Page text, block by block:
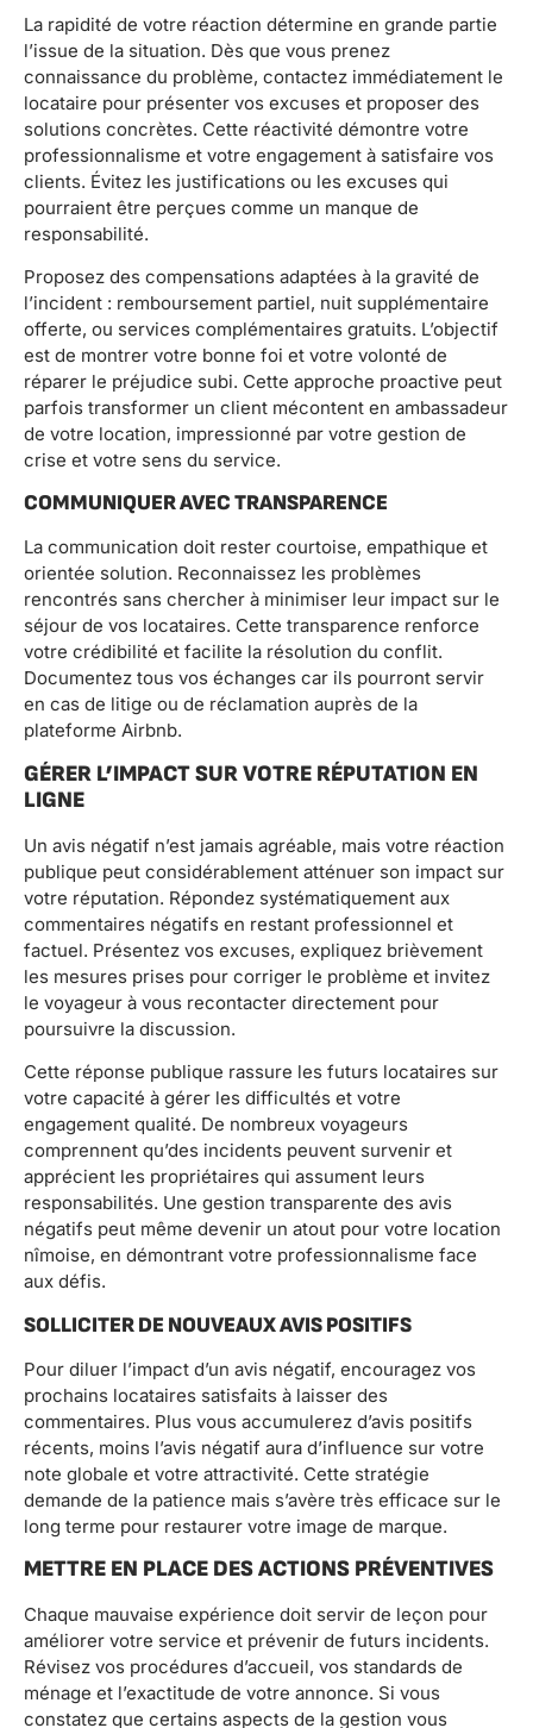
La rapidité de votre réaction détermine en grande partie
l’issue de la situation. Dès que vous prenez
connaissance du problème, contactez immédiatement le
locataire pour présenter vos excuses et proposer des
solutions concrètes. Cette réactivité démontre votre
professionnalisme et votre engagement à satisfaire vos
clients. Évitez les justifications ou les excuses qui
pourraient être perçues comme un manque de
responsabilité.
Proposez des compensations adaptées à la gravité de
l’incident : remboursement partiel, nuit supplémentaire
offerte, ou services complémentaires gratuits. L’objectif
est de montrer votre bonne foi et votre volonté de
réparer le préjudice subi. Cette approche proactive peut
parfois transformer un client mécontent en ambassadeur
de votre location, impressionné par votre gestion de
crise et votre sens du service.
COMMUNIQUER AVEC TRANSPARENCE
La communication doit rester courtoise, empathique et
orientée solution. Reconnaissez les problèmes
rencontrés sans chercher à minimiser leur impact sur le
séjour de vos locataires. Cette transparence renforce
votre crédibilité et facilite la résolution du conflit.
Documentez tous vos échanges car ils pourront servir
en cas de litige ou de réclamation auprès de la
plateforme Airbnb.
GÉRER L’IMPACT SUR VOTRE RÉPUTATION EN
LIGNE
Un avis négatif n’est jamais agréable, mais votre réaction
publique peut considérablement atténuer son impact sur
votre réputation. Répondez systématiquement aux
commentaires négatifs en restant professionnel et
factuel. Présentez vos excuses, expliquez brièvement
les mesures prises pour corriger le problème et invitez
le voyageur à vous recontacter directement pour
poursuivre la discussion.
Cette réponse publique rassure les futurs locataires sur
votre capacité à gérer les difficultés et votre
engagement qualité. De nombreux voyageurs
comprennent qu’des incidents peuvent survenir et
apprécient les propriétaires qui assument leurs
responsabilités. Une gestion transparente des avis
négatifs peut même devenir un atout pour votre location
nîmoise, en démontrant votre professionnalisme face
aux défis.
SOLLICITER DE NOUVEAUX AVIS POSITIFS
Pour diluer l’impact d’un avis négatif, encouragez vos
prochains locataires satisfaits à laisser des
commentaires. Plus vous accumulerez d’avis positifs
récents, moins l’avis négatif aura d’influence sur votre
note globale et votre attractivité. Cette stratégie
demande de la patience mais s’avère très efficace sur le
long terme pour restaurer votre image de marque.
METTRE EN PLACE DES ACTIONS PRÉVENTIVES
Chaque mauvaise expérience doit servir de leçon pour
améliorer votre service et prévenir de futurs incidents.
Révisez vos procédures d’accueil, vos standards de
ménage et l’exactitude de votre annonce. Si vous
constatez que certains aspects de la gestion vous